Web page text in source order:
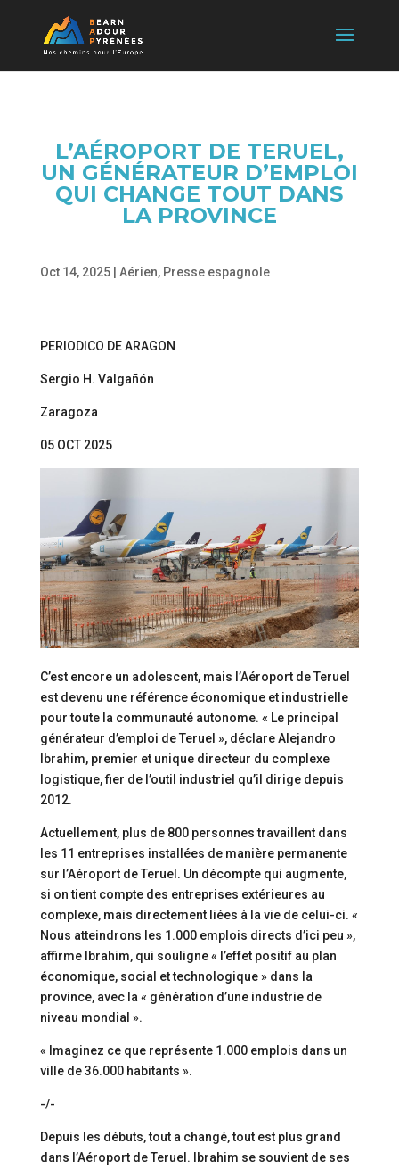
L’AÉROPORT DE TERUEL,
UN GÉNÉRATEUR D’EMPLOI
QUI CHANGE TOUT DANS
LA PROVINCE
Oct 14, 2025| Aérien, Presse espagnole
PERIODICO DE ARAGON
Sergio H. Valgañón
Zaragoza
05 OCT 2025
C’est encore un adolescent, mais l’Aéroport de Teruel
est devenu une référence économique et industrielle
pour toute la communauté autonome. « Le principal
générateur d’emploi de Teruel », déclare Alejandro
Ibrahim, premier et unique directeur du complexe
logistique, fier de l’outil industriel qu’il dirige depuis
2012.
Actuellement, plus de 800 personnes travaillent dans
les 11 entreprises installées de manière permanente
sur l’Aéroport de Teruel. Un décompte qui augmente,
si on tient compte des entreprises extérieures au
complexe, mais directement liées à la vie de celui-ci. «
Nous atteindrons les 1.000 emplois directs d’ici peu »,
affirme Ibrahim, qui souligne « l’effet positif au plan
économique, social et technologique » dans la
province, avec la « génération d’une industrie de
niveau mondial ».
« Imaginez ce que représente 1.000 emplois dans un
ville de 36.000 habitants ».
-/-
Depuis les débuts, tout a changé, tout est plus grand
dans l’Aéroport de Teruel. Ibrahim se souvient de ses